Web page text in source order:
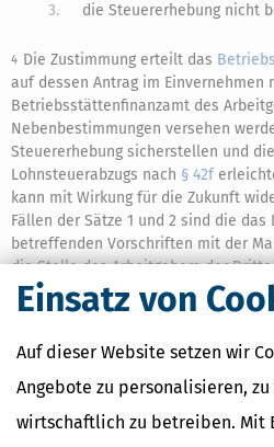
Einsatz von
Auf dieser Website setzen wir
Angebote zu personalisieren,
wirtschaftlich zu betreiben. Mit
3. die Steuererhebung nicht
4 Die Zustimmung erteilt das
auf dessen Antrag im Einvernehmen
Betriebsstättenfinanzamt des
Nebenbestimmungen versehen
Steuererhebung sicherstellen und
Lohnsteuerabzugs nach § 42f
kann mit Wirkung für die Zukunft
Fällen der Sätze 1 und 2 sind die
betreffenden Vorschriften mit der
die Stelle des Arbeitgebers der
seinen Pflichten befreit, soweit der
hat.7
Erfüllt der Dritte die Pflichten
Lohnabrechnungszeitraum aus
zufließt, für die
Wenn der vom Arbeitgeber